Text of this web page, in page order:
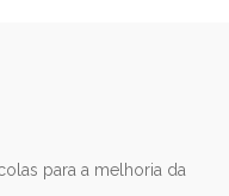
para a melhoria da